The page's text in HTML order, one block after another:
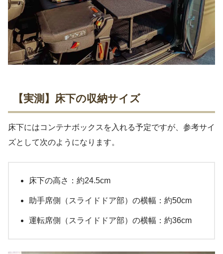
【実測】床下の収納サイズ
床下にはコンテナボックスを入れる予定ですが、参考サイ
ズとして次のようになります。
床下の高さ：約24.5cm
助手席側（スライドドア部）の横幅：約50cm
運転席側（スライドドア部）の横幅：約36cm